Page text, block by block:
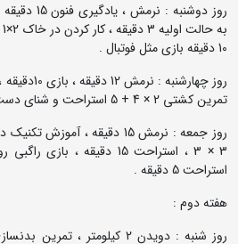
روز
10 دقیقه بازی مثل فوتبال .
تمرین کشتی 2 × 4 + 5 استراحت و شنای دست 10 بار ، استراحت 5 دقیقه
استراحت 5 دقیقه .
هفته دوم :